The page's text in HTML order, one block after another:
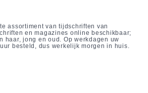
assortiment van tijdschriften van
en magazines online beschikbaar;
haar, jong en oud. Op werkdagen uw
besteld, dus werkelijk morgen in huis.